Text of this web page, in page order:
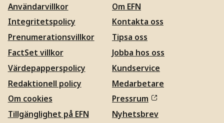
Användarvillkor
Integritetspolicy
Prenumerationsvillkor
FactSet villkor
Värdepapperspolicy
Redaktionell policy
Om cookies
Tillgänglighet på EFN
Om EFN
Kontakta oss
Tipsa oss
Jobba hos oss
Kundservice
Medarbetare
Pressrum
Nyhetsbrev